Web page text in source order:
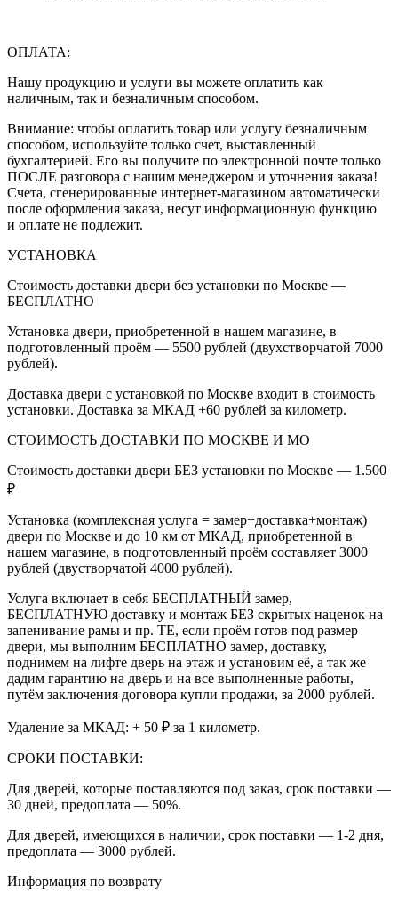
ОПЛАТА:
Нашу продукцию и услуги вы можете оплатить как
наличным, так и безналичным способом.
Внимание: чтобы оплатить товар или услугу безналичным
способом, используйте только счет, выставленный
бухгалтерией. Его вы получите по электронной почте только
ПОСЛЕ разговора с нашим менеджером и уточнения заказа!
Счета, сгенерированные интернет-магазином автоматически
после оформления заказа, несут информационную функцию
и оплате не подлежит.
УСТАНОВКА
Стоимость доставки двери без установки по Москве —
БЕСПЛАТНО
Установка двери, приобретенной в нашем магазине, в
подготовленный проём — 5500 рублей (двухстворчатой 7000
рублей).
Доставка двери с установкой по Москве входит в стоимость
установки. Доставка за МКАД +60 рублей за километр.
СТОИМОСТЬ ДОСТАВКИ ПО МОСКВЕ И МО
Стоимость доставки двери БЕЗ установки по Москве — 1.500
₽
Установка (комплексная услуга = замер+доставка+монтаж)
двери по Москве и до 10 км от МКАД, приобретенной в
нашем магазине, в подготовленный проём составляет 3000
рублей (двустворчатой 4000 рублей).
Услуга включает в себя БЕСПЛАТНЫЙ замер,
БЕСПЛАТНУЮ доставку и монтаж БЕЗ скрытых наценок на
запенивание рамы и пр. ТЕ, если проём готов под размер
двери, мы выполним БЕСПЛАТНО замер, доставку,
поднимем на лифте дверь на этаж и установим её, а так же
дадим гарантию на дверь и на все выполненные работы,
путём заключения договора купли продажи, за 2000 рублей.
Удаление за МКАД: + 50 ₽ за 1 километр.
СРОКИ ПОСТАВКИ:
Для дверей, которые поставляются под заказ, срок поставки —
30 дней, предоплата — 50%.
Для дверей, имеющихся в наличии, срок поставки — 1-2 дня,
предоплата — 3000 рублей.
Информация по возврату